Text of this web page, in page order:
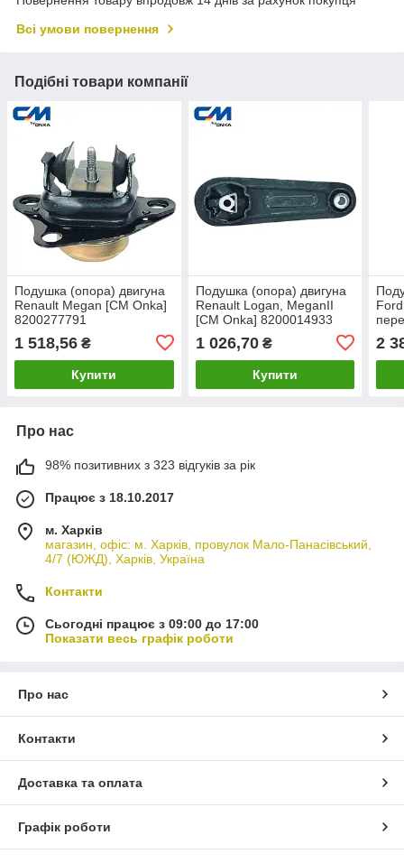
Всі умови повернення
Подібні товари компанії
Подушка (опора) двигуна
Renault Megan [CM Onka]
8200277791
1 518,56 ₴
Купити
Подушка (опора) двигуна
Renault Logan, MeganII
[CM Onka] 8200014933
1 026,70₴
Купити
2
Про нас
98% позитивних з 323 відгуків за рік
Працює з 18.10.2017
м. Харків
магазин, офіс: м. Харків, провулок Мало-Панасівський,
4/7 (ЮЖД), Харків, Україна
Контакти
Сьогодні працює з 09:00 до 17:00
Показати весь графік роботи
Про нас
Контакти
Доставка та оплата
Графік роботи